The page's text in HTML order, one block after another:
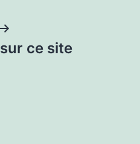
ce site